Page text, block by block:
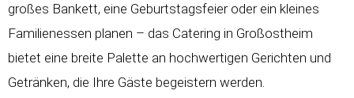
großes Bankett, eine Geburtstagsfeier oder ein kleines
Familienessen planen – das Catering in Großostheim
bietet eine breite Palette an hochwertigen Gerichten und
Getränken, die Ihre Gäste begeistern werden.